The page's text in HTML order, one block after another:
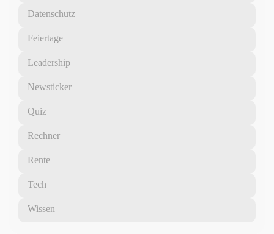
Datenschutz
Feiertage
Leadership
Newsticker
Quiz
Rechner
Rente
Tech
Wissen